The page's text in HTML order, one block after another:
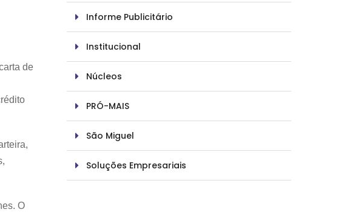
de
O
Informe Publicitário
Institucional
Núcleos
PRÓ-MAIS
São Miguel
Soluções Empresariais